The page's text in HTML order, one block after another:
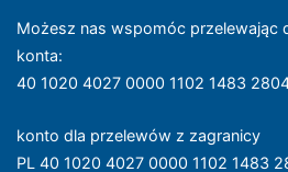
Możesz nas wspomóc przelewając
konta:
40 1020 4027 0000 1102 1483
konto dla przelewów z zagranicy
PL 40 1020 4027 0000 1102 1483